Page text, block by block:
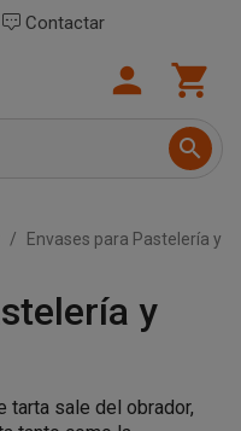
Contactar

 
Envases para Pastelería y
y
tarta sale del obrador,